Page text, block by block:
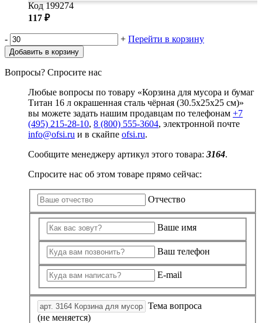
Код 199274
117 ₽
- + Перейти в корзину
Добавить в корзину
Вопросы? Спросите нас
Любые вопросы по товару «Корзина для мусора и бумаг
Титан 16 л окрашенная сталь чёрная (30.5x25x25 см)»
вы можете задать нашим продавцам по телефонам +7
(495) 215-28-10, 8 (800) 555-3604, электронной почте
info@ofsi.ru и в скайпе ofsi.ru.
Сообщите менеджеру артикул этого товара: 3164.
Спросите нас об этом товаре прямо сейчас:
Отчество
Ваше имя
Ваш телефон
E-mail
Тема вопроса
(не меняется)